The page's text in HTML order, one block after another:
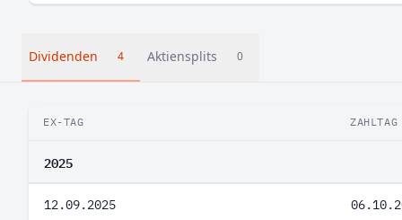
Dividenden 4 Aktiensplits 0
EX-TAG ZAHLTAG
2025
12.09.2025